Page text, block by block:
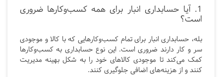
1. آیا حسابداری انبار برای همه کسب‌وکارها ضروری
است؟
بله، حسابداری انبار برای تمام کسب‌وکارهایی که با کالا و موجودی
سر و کار دارند ضروری است. این نوع حسابداری به کسب‌وکارها
کمک می‌کند تا موجودی کالاهای خود را به شکل بهینه مدیریت
کنند و از هزینه‌های اضافی جلوگیری کنند.